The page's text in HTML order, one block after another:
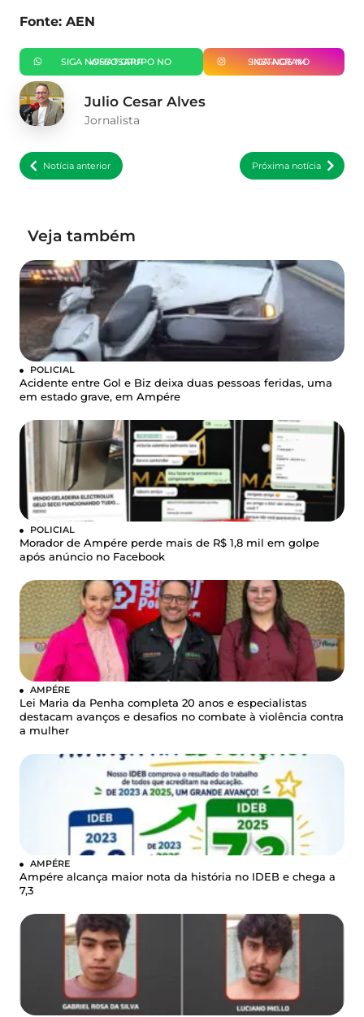
Fonte: AEN
SIGA NOSSO GRUPO NO WHATSAPP SIGA-NOS NO INSTAGRAM
Julio Cesar Alves
Jornalista
Notícia anterior Próxima notícia
Veja também
POLICIAL
Acidente entre Gol e Biz deixa duas pessoas feridas, uma
em estado grave, em Ampére
POLICIAL
Morador de Ampére perde mais de R$ 1,8 mil em golpe
após anúncio no Facebook
AMPÉRE
Lei Maria da Penha completa 20 anos e especialistas
destacam avanços e desafios no combate à violência contra
a mulher
AMPÉRE
Ampére alcança maior nota da história no IDEB e chega a
7,3